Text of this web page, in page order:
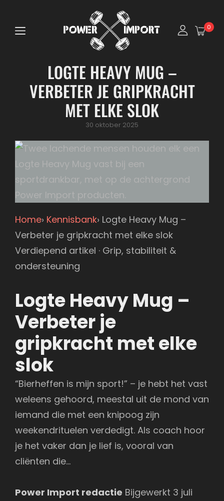
0
LOGTE HEAVY MUG –
VERBETER JE GRIPKRACHT
MET ELKE SLOK
Posted
30 oktober 2025
Home› Kennisbank› Logte Heavy Mug –
Verbeter je gripkracht met elke slok
Verdiepend artikel · Grip, stabiliteit &
ondersteuning
Logte Heavy Mug –
Verbeter je
gripkracht met elke
slok
“Bierheffen is mijn sport!” – je hebt het vast
weleens gehoord, meestal uit de mond van
iemand die met een knipoog zijn
weekendrituelen verdedigt. Als coach hoor
je het vaker dan je lief is, vooral van
cliënten die…
Power Import redactie Bijgewerkt 3 juli